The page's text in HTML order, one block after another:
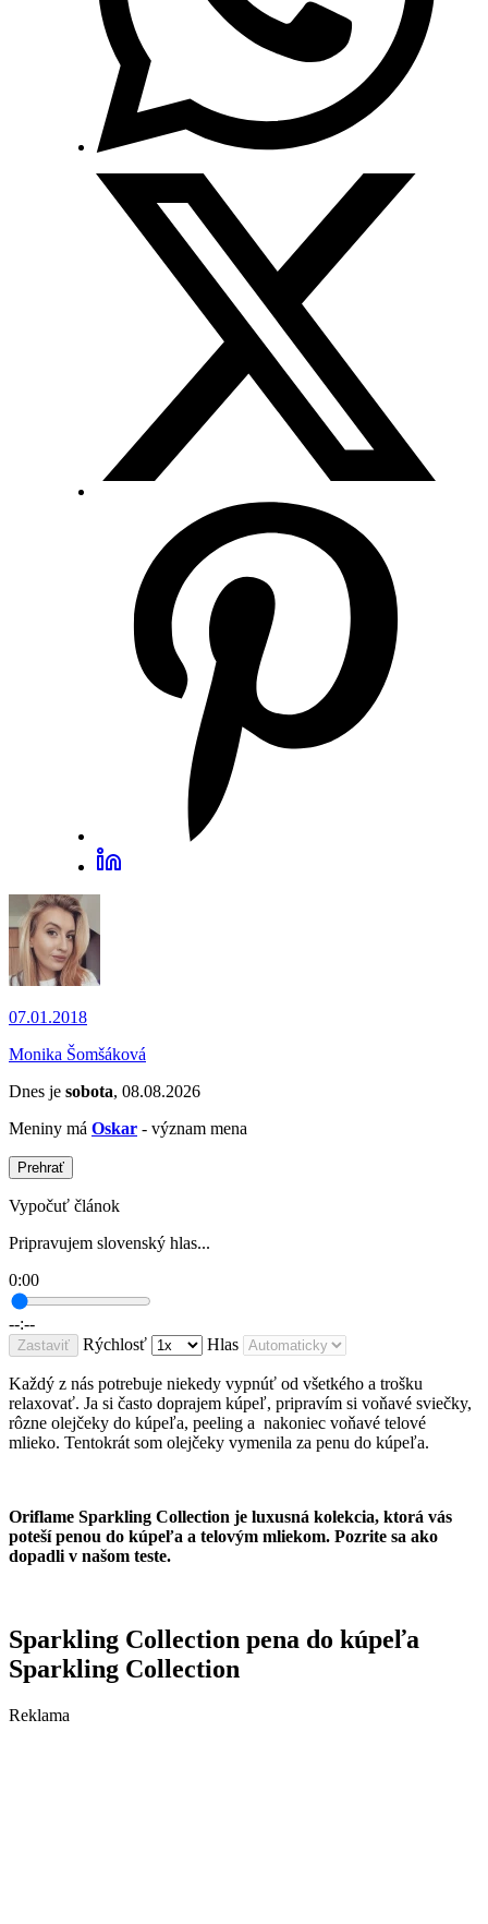
07.01.2018
Monika Šomšáková
Dnes je sobota, 08.08.2026
Meniny má Oskar - význam mena
Prehrať
Vypočuť článok
Pripravujem slovenský hlas...
0:00
--:--
Zastaviť Rýchlosť Hlas
Každý z nás potrebuje niekedy vypnúť od všetkého a trošku
relaxovať. Ja si často doprajem kúpeľ, pripravím si voňavé sviečky,
rôzne olejčeky do kúpeľa, peeling a nakoniec voňavé telové
mlieko. Tentokrát som olejčeky vymenila za penu do kúpeľa.
Oriflame Sparkling Collection je luxusná kolekcia, ktorá vás
poteší penou do kúpeľa a telovým mliekom. Pozrite sa ako
dopadli v našom teste.
Sparkling Collection pena do kúpeľa
Sparkling Collection
Reklama